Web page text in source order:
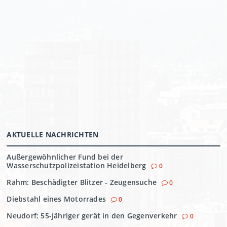
AKTUELLE NACHRICHTEN
Außergewöhnlicher Fund bei der
Wasserschutzpolizeistation Heidelberg
0
Rahm: Beschädigter Blitzer - Zeugensuche 0
Diebstahl eines Motorrades 0
Neudorf: 55-Jähriger gerät in den Gegenverkehr 0